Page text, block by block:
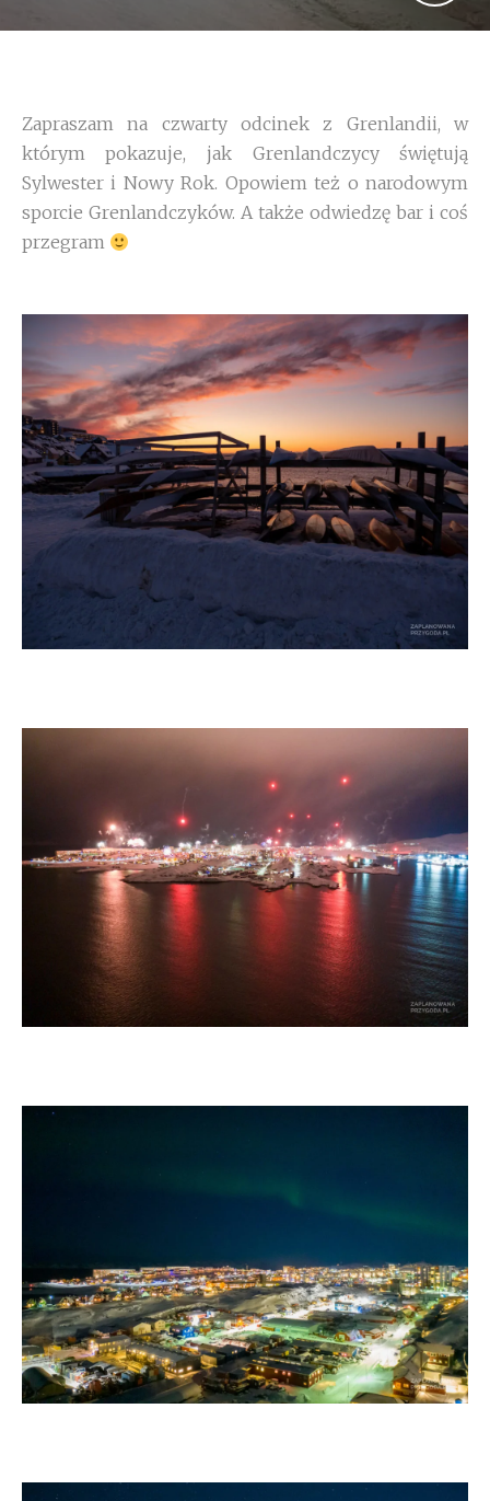
Zapraszam na czwarty odcinek z Grenlandii, w
którym pokazuje, jak Grenlandczycy świętują
Sylwester i Nowy Rok. Opowiem też o narodowym
sporcie Grenlandczyków. A także odwiedzę bar i coś
przegram